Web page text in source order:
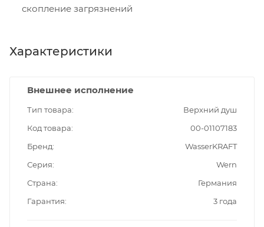
скопление загрязнений
Характеристики
Внешнее исполнение
Тип товара
Верхний душ
Код товара
00-01107183
Бренд
WasserKRAFT
Серия
Wern
Страна
Германия
Гарантия
3 года